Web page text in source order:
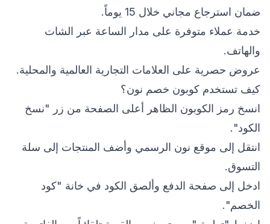
ضمان استرجاع مجاني خلال 15 يوماً.
خدمة عملاء متوفرة على مدار الساعة عبر الشات
والهاتف.
عروض حصرية على العلامات التجارية العالمية والمحلية.
كيف تستخدم كوبون خصم نون؟
انسخ رمز الكوبون الظاهر أعلى الصفحة من زر "نسخ
الكود".
انتقل إلى موقع نون الرسمي وأضف المنتجات إلى سلة
التسوق.
ادخل إلى صفحة الدفع وألصق الكود في خانة "كود
الخصم".